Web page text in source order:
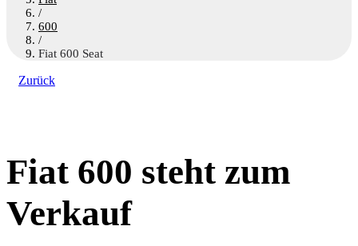
/
600
/
Fiat 600 Seat
Zurück
Fiat 600 steht zum
Verkauf